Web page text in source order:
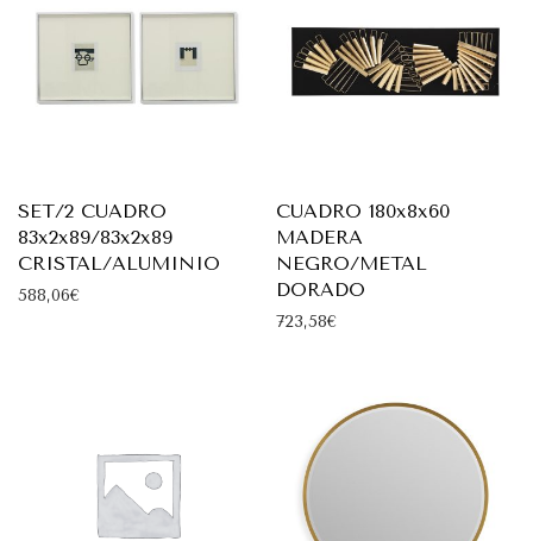
SET/2 CUADRO
83x2x89/83x2x89
CRISTAL/ALUMINIO
588,06€
CUADRO 180x8x60
MADERA
NEGRO/METAL
DORADO
723,58€